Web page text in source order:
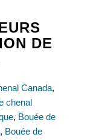
DE
Canada,
chenal
, Bouée de
, Bouée de